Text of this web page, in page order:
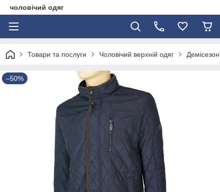
чоловічий одяг
Товари та послуги Чоловічий верхній одяг
–50%